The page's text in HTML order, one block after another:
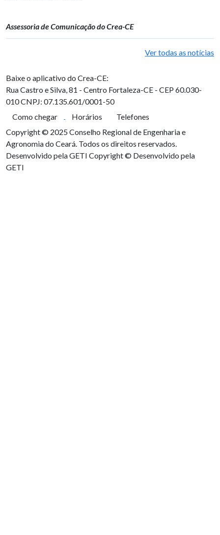
Assessoria de Comunicação do Crea-CE
Ver todas as notícias
Baixe o aplicativo do Crea-CE:
Rua Castro e Silva, 81 - Centro Fortaleza-CE - CEP 60.030-
010CNPJ: 07.135.601/0001-50
Como chegar
Horários
Telefones
Copyright © 2025 Conselho Regional de Engenharia e
Agronomia do Ceará. Todos os direitos reservados.
Desenvolvido pela GETI Copyright © Desenvolvido pela
GETI